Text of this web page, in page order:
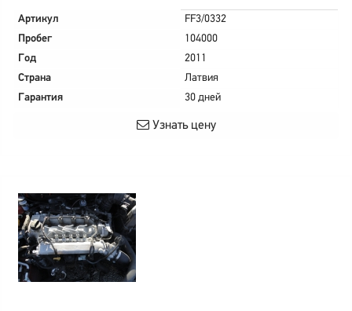
Артикул
FF3/0332
Пробег
104000
Год
2011
Страна
Латвия
Гарантия
30 дней
Узнать цену